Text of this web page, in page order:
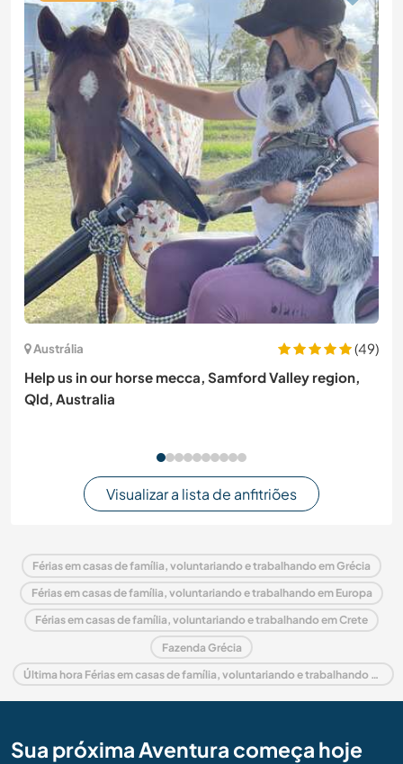
Austrália
(49)
Help us in our horse mecca, Samford Valley region,
Qld, Australia
Visualizar a lista de anfitriões
Férias em casas de família, voluntariando e trabalhando em Grécia
Férias em casas de família, voluntariando e trabalhando em Europa
Férias em casas de família, voluntariando e trabalhando em Crete
Fazenda Grécia
Última hora Férias em casas de família, voluntariando e trabalhando em Grécia
Sua próxima Aventura começa hoje